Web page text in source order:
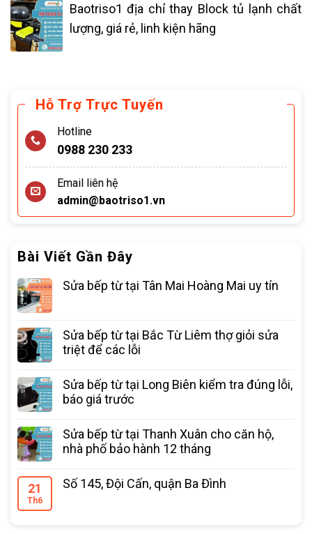
Hỗ Trợ Trực Tuyến
Hotline
0988 230 233
Email liên hệ
admin@baotriso1.vn
Bài Viết Gần Đây
Sửa bếp từ tại Tân Mai Hoàng Mai uy tín
Sửa bếp từ tại Bắc Từ Liêm thợ giỏi sửa
triệt để các lỗi
Sửa bếp từ tại Long Biên kiểm tra đúng lỗi,
báo giá trước
Sửa bếp từ tại Thanh Xuân cho căn hộ,
nhà phố bảo hành 12 tháng
21
Th6
Số 145, Đội Cấn, quận Ba Đình
Baotriso1 địa chỉ thay Block tủ lạnh chất
lượng, giá rẻ, linh kiện hãng